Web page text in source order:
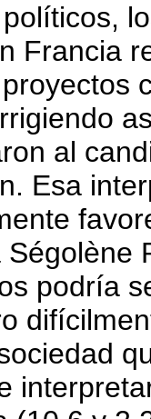
Francia
al
Esa
podría